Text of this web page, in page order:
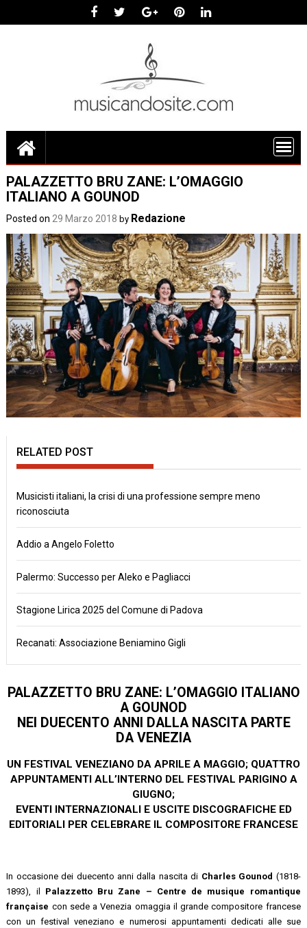
PALAZZETTO BRU ZANE: L’OMAGGIO
ITALIANO A GOUNOD
Posted on 29 Marzo 2018 by Redazione
RELATED POST
Musicisti italiani, la crisi di una professione sempre meno
riconosciuta
Addio a Angelo Foletto
Palermo: Successo per Aleko e Pagliacci
Stagione Lirica 2025 del Comune di Padova
Recanati: Associazione Beniamino Gigli
PALAZZETTO BRU ZANE: L’OMAGGIO ITALIANO
A GOUNOD
NEI DUECENTO ANNI DALLA NASCITA PARTE
DA VENEZIA
UN FESTIVAL VENEZIANO DA APRILE A MAGGIO; QUATTRO
APPUNTAMENTI ALL’INTERNO DEL FESTIVAL PARIGINO A
GIUGNO;
EVENTI INTERNAZIONALI E USCITE DISCOGRAFICHE ED
EDITORIALI PER CELEBRARE IL COMPOSITORE FRANCESE
In occasione dei duecento anni dalla nascita di Charles Gounod (1818-
1893), il Palazzetto Bru Zane – Centre de musique romantique
française con sede a Venezia omaggia il grande compositore francese
con un festival veneziano e numerosi appuntamenti dedicati alle sue